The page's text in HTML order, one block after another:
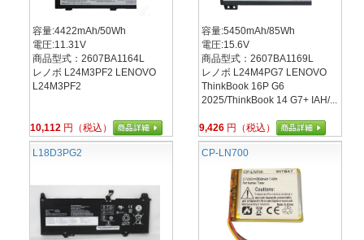
容量:4422mAh/50Wh
電圧:11.31V
商品型式：2607BA1164L
レノボ L24M3PF2 LENOVO
L24M3PF2
10,112 円（税込）
容量:5450mAh/85Wh
電圧:15.6V
商品型式：2607BA1169L
レノボ L24M4PG7 LENOVO
ThinkBook 16P G6
2025/ThinkBook 14 G7+ IAH/...
9,426 円（税込）
L18D3PG2 CP-LN700